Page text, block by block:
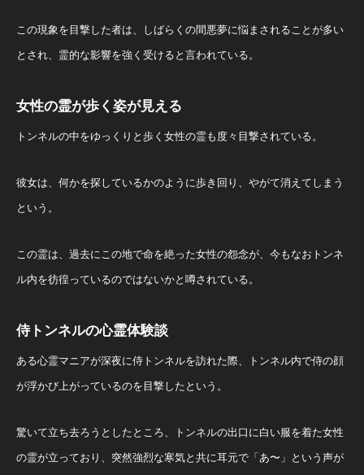
この現象を目撃した者は、しばらくの間悪夢に悩まされることが多い
とされ、霊的な影響を強く受けると言われている​。
女性の霊が歩く姿が見える
トンネルの中をゆっくりと歩く女性の霊も度々目撃されている。
彼女は、何かを探しているかのように歩き回り、やがて消えてしまう
という。
この霊は、過去にこの地で命を絶った女性の怨念が、今もなおトンネ
ル内を彷徨っているのではないかと噂されている​。
侍トンネルの心霊体験談
ある心霊マニアが深夜に侍トンネルを訪れた際、トンネル内で侍の顔
が浮かび上がっているのを目撃したという。
驚いて立ち去ろうとしたところ、トンネルの出口に白い服を着た女性
の霊が立っており、突然強烈な寒気と共に耳元で「あ〜」という声が